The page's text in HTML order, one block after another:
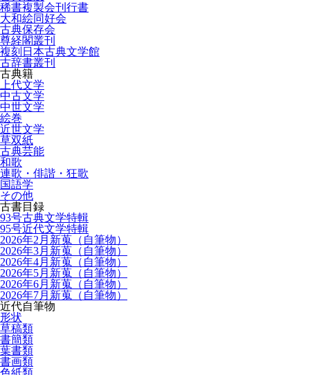
稀書複製会刊行書
大和絵同好会
古典保存会
尊経閣叢刊
複刻日本古典文学館
古辞書叢刊
古典籍
上代文学
中古文学
中世文学
絵巻
近世文学
草双紙
古典芸能
和歌
連歌・俳諧・狂歌
国語学
その他
古書目録
93号古典文学特輯
95号近代文学特輯
2026年2月新蒐（自筆物）
2026年3月新蒐（自筆物）
2026年4月新蒐（自筆物）
2026年5月新蒐（自筆物）
2026年6月新蒐（自筆物）
2026年7月新蒐（自筆物）
近代自筆物
形状
草稿類
書簡類
葉書類
書画類
色紙類